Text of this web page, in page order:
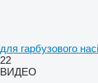
для гарбузового
22
ВИДЕО